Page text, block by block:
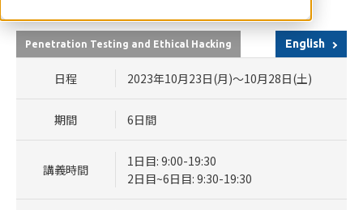
Penetration Testing and Ethical Hacking English
日程 2023年10月23日(月)～10月28日(土)
期間 6日間
講義時間
1日目: 9:00-19:30
2日目~6日目: 9:30-19:30